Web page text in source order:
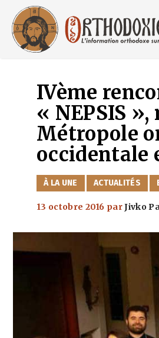
contenu
IVème
« NEPSIS
Métropole
occidentale
CATÉGORIES
À LA UNE ACTUALITÉS
13 octobre 2016 parJivko